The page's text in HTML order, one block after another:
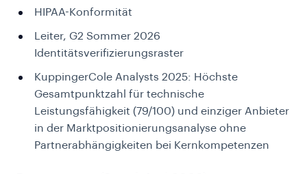
HIPAA-Konformität
Leiter, G2 Sommer 2026
Identitätsverifizierungsraster
KuppingerCole Analysts 2025: Höchste
Gesamtpunktzahl für technische
Leistungsfähigkeit (79/100) und einziger Anbieter
in der Marktpositionierungsanalyse ohne
Partnerabhängigkeiten bei Kernkompetenzen